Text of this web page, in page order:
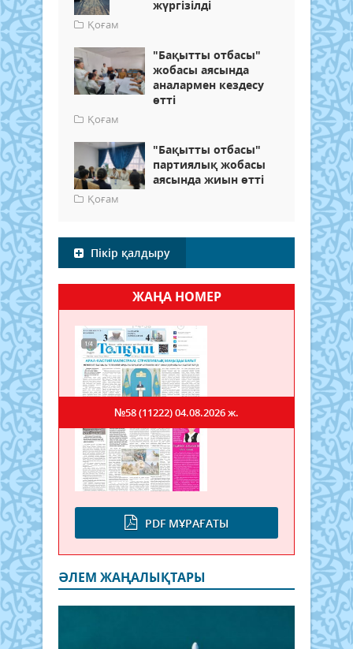
жүргізілді
Қоғам
"Бақытты отбасы"
жобасы аясында
аналармен кездесу
өтті
Қоғам
"Бақытты отбасы"
партиялық жобасы
аясында жиын өтті
Қоғам
Пікір қалдыру
ЖАҢА НОМЕР
PDF МҰРАҒАТЫ
№58 (11222)04.08.2026 ж.
ӘЛЕМ ЖАҢАЛЫҚТАРЫ